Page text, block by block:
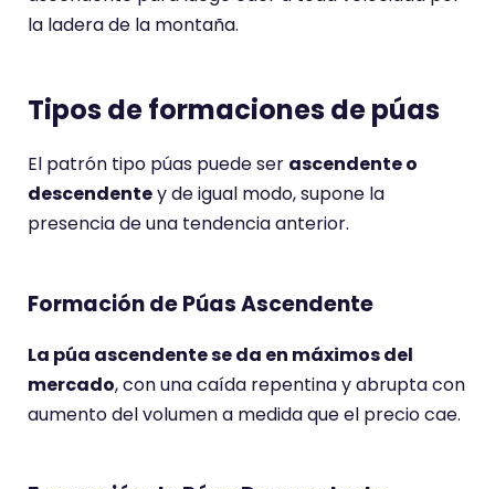
la ladera de la montaña.
Tipos de formaciones de púas
El patrón tipo púas puede ser ascendente o
descendentey de igual modo, supone la
presencia de una tendencia anterior.
Formación de Púas Ascendente
La púa ascendente se da en máximos del
mercado, con una caída repentina y abrupta con
aumento del volumen a medida que el precio cae.